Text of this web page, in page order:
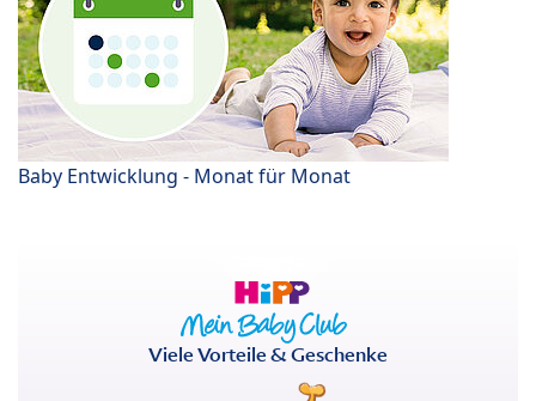
Baby Entwicklung - Monat für Monat
Viele Vorteile & Geschenke